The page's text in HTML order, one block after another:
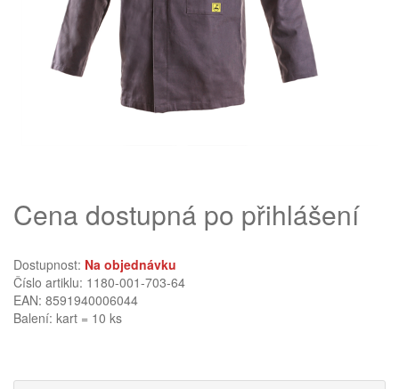
Cena dostupná po přihlášení
Dostupnost: Na objednávku
Číslo artiklu: 1180-001-703-64
EAN: 8591940006044
Balení: kart = 10 ks